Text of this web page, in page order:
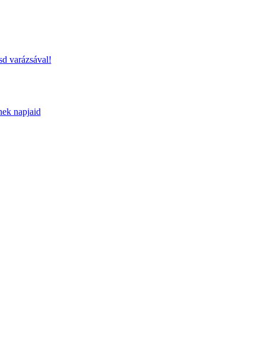
varázsával!
napjaid